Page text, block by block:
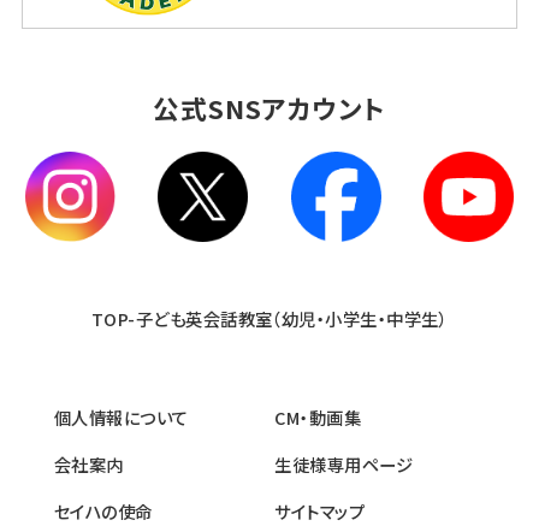
公式SNSアカウント
TOP-子ども英会話教室（幼児・小学生・中学生）
個人情報について
会社案内
セイハの使命
CM・動画集
生徒様専用ページ
サイトマップ